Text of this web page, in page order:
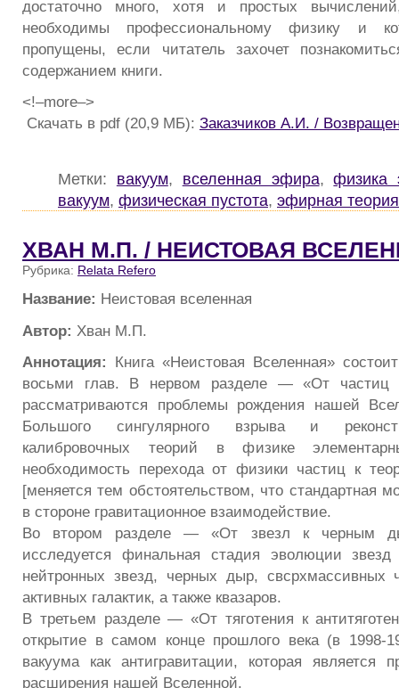
достаточно много, хотя и простых
необходимы профессиональному физику и
пропущены, если читатель захочет
содержанием книги.
<!–more–>
Скачать в pdf (20,9 МБ): Заказчиков А.И. /
Метки: вакуум, вселенная эфира,физика
вакуум, физическая пустота, эфирная теория
ХВАН М.П. / НЕИСТОВАЯ
Рубрика: Relata Refero
Название: Неистовая вселенная
Автор: Хван М.П.
Аннотация: Книга «Неистовая Вселенная»
восьми глав. В нервом разделе — «От частиц
рассматриваются проблемы рождения нашей
Большого сингулярного взрыва и
калибровочных теорий в физике
необходимость перехода от физики частиц к
[меняется тем обстоятельством, что стандартная
в стороне гравитационное взаимодействие.
Во втором разделе — «От звезл к черным
исследуется финальная стадия эволюции
нейтронных звезд, черных дыр,
активных галактик, а также квазаров.
В третьем разделе — «От тяготения к
открытие в самом конце прошлого века (в 1998-
вакуума как антигравитации, которая является
расширения нашей Вселенной.